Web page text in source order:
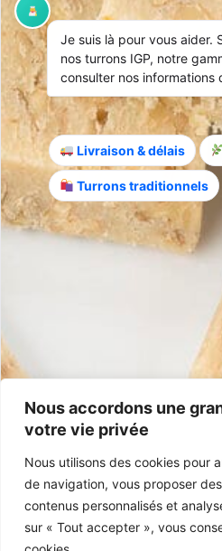
Nous accordons une
votre vie privée
Nous utilisons des cookies pour
de navigation, vous proposer
contenus personnalisés et
sur « Tout accepter », vous
nouveautés et promotions.
Maria Simona
Turrons artisanaux fabriqués de
des ingrédients 100% espagnols et
Infos
Expédition & retours
Satisfait ou remboursé
contacto@mariasimona.com
14 rue Burugoria, 64700
Certifications
IGP Jijona Sans Gluten 100%
Je suis là pour vous aider.
nos turrons IGP, notre
consulter nos informations
Livraison & délais
Turrons traditionnels